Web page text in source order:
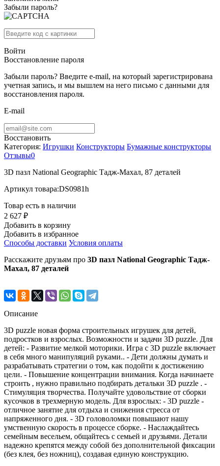
Забыли пароль?
Войти
Восстановление пароля
Забыли пароль? Введите e-mail, на который зарегистрирована
учетная запись, и мы вышлем на него письмо с данными для
восстановления пароля.
E-mail
Восстановить
Категория: Игрушки Конструкторы Бумажные конструкторы
Отзывы0
3D пазл National Geographic Тадж-Махал, 87 деталей
Артикул товара:DS0981h
Товар есть в наличии
2 627 ₽
Добавить в корзину
Добавить в избранное
Способы доставки Условия оплаты
Расскажите друзьям про 3D пазл National Geographic Тадж-
Махал, 87 деталей
Описание
3D puzzle новая форма строительных игрушек для детей,
подростков и взрослых. Возможности и задачи 3D puzzle. Для
детей: - Развитие мелкой моторики. Игра с 3D puzzle включает
в себя много манипуляций руками.. - Дети должны думать и
разрабатывать стратегии о том, как подойти к достижению
цели. - Повышение концентрации внимания. Когда начинаете
строить , нужно правильно подбирать детальки 3D puzzle . -
Стимуляция творчества. Получайте удовольствие от сборки
кусочков в трехмерную модель. Для взрослых: - 3D puzzle -
отличное занятие для отдыха и снижения стресса от
напряженного дня. - 3D головоломки повышают нашу
умственную скорость в процессе сборке. - Наслаждайтесь
семейным весельем, общайтесь с семьей и друзьями. Детали
надежно крепятся между собой без дополнительной фиксации
(без клея, без ножниц), создавая единую конструкцию.